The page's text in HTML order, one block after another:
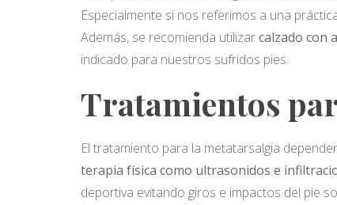
Especialmente si nos referimos a una
Además, se recomienda utilizarcalzado con
indicado para nuestros sufridos pies.
Tratamientos
El tratamiento para la metatarsalgia
terapia física como ultrasonidos e
deportiva evitando giros e impactos del pie